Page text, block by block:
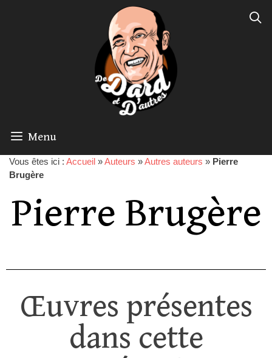
Menu
Vous êtes ici : Accueil »Auteurs »Autres auteurs » Pierre
Brugère
Pierre Brugère
Œuvres présentes
dans cette